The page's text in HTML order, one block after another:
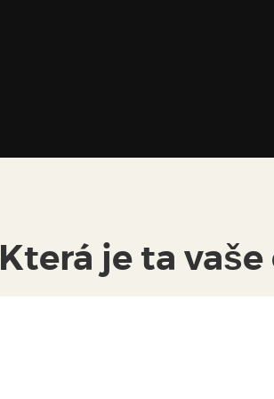
Která je ta